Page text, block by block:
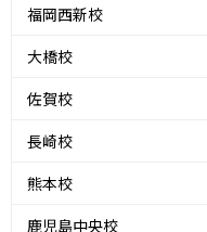
福岡西新校
大橋校
佐賀校
長崎校
熊本校
鹿児島中央校